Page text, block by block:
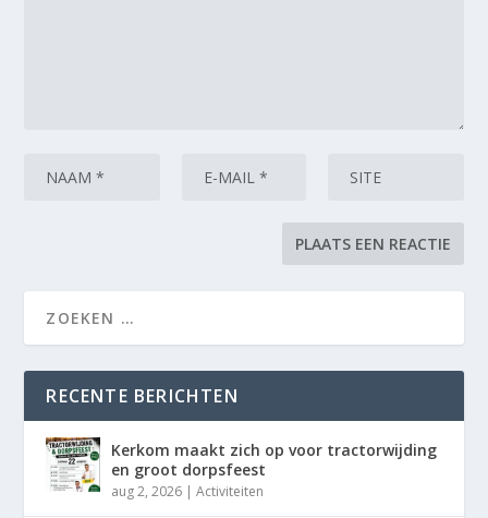
RECENTE BERICHTEN
Kerkom maakt zich op voor tractorwijding
en groot dorpsfeest
aug 2, 2026 |Activiteiten